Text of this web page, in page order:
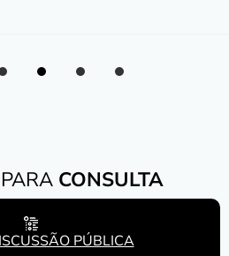
Slide 2 of 0 Slide 3 of 0 Slide 4 of 0 Slide 5 of 0
CONSULTA
PÚBLICA